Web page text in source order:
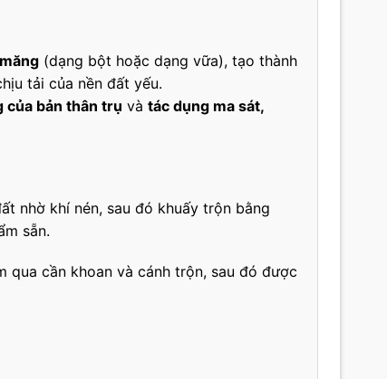
(dạng bột hoặc dạng vữa), tạo thành
tải của nền đất yếu.
của bản thân trụ và tác dụng ma sát,
nhờ khí nén, sau đó khuấy trộn bằng
sẵn.
qua cần khoan và cánh trộn, sau đó được